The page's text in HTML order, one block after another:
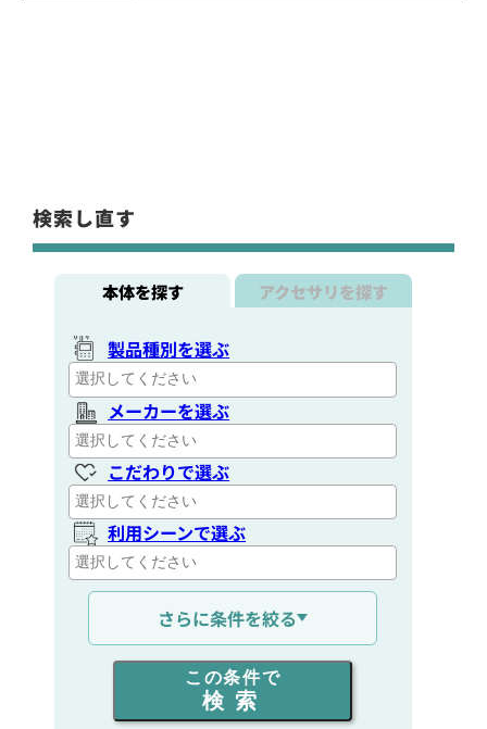
検索し直す
本体を探す アクセサリを探す
製品種別を選ぶ
メーカーを選ぶ
こだわりで選ぶ
利用シーンで選ぶ
通信距離を選ぶ
出力を選ぶ
同時通話人数を選ぶ
さらに条件を絞る
この条件で
検索